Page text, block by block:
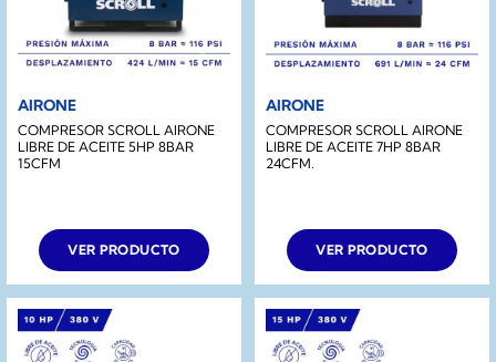
AIRONE
COMPRESOR SCROLL AIRONE
LIBRE DE ACEITE 5HP 8BAR
15CFM
VER PRODUCTO
AIRONE
COMPRESOR SCROLL AIRONE
LIBRE DE ACEITE 7HP 8BAR
24CFM.
VER PRODUCTO